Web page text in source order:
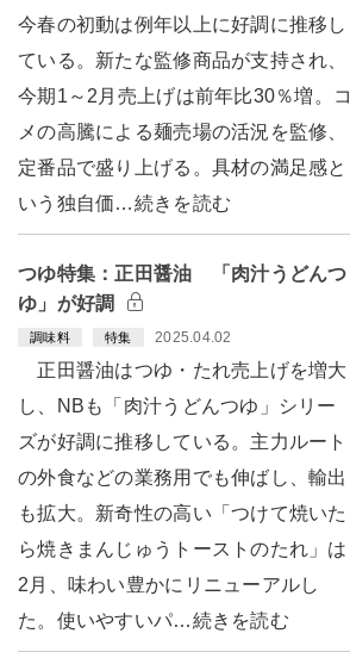
今春の初動は例年以上に好調に推移し
ている。新たな監修商品が支持され、
今期1～2月売上げは前年比30％増。コ
メの高騰による麺売場の活況を監修、
定番品で盛り上げる。具材の満足感と
いう独自価…続きを読む
つゆ特集：正田醤油 「肉汁うどんつ
ゆ」が好調
調味料 特集 2025.04.02
正田醤油はつゆ・たれ売上げを増大
し、NBも「肉汁うどんつゆ」シリー
ズが好調に推移している。主力ルート
の外食などの業務用でも伸ばし、輸出
も拡大。新奇性の高い「つけて焼いた
ら焼きまんじゅうトーストのたれ」は
2月、味わい豊かにリニューアルし
た。使いやすいパ…続きを読む